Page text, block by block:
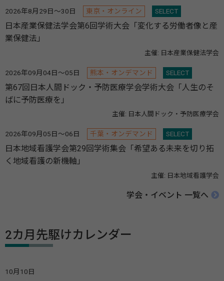
2026年8月29日～30日 東京・オンライン SELECT
日本産業保健法学会第6回学術大会「変化する労働者像と産
業保健法」
主催: 日本産業保健法学会
2026年09月04日～05日 熊本・オンデマンド SELECT
第67回日本人間ドック・予防医療学会学術大会「人生のそ
ばに予防医療を」
主催: 日本人間ドック・予防医療学会
2026年09月05日～06日 千葉・オンデマンド SELECT
日本地域看護学会第29回学術集会「希望ある未来を切り拓
く地域看護の新機軸」
主催: 日本地域看護学会
学会・イベント 一覧へ
2カ月先駆けカレンダー
10月10日